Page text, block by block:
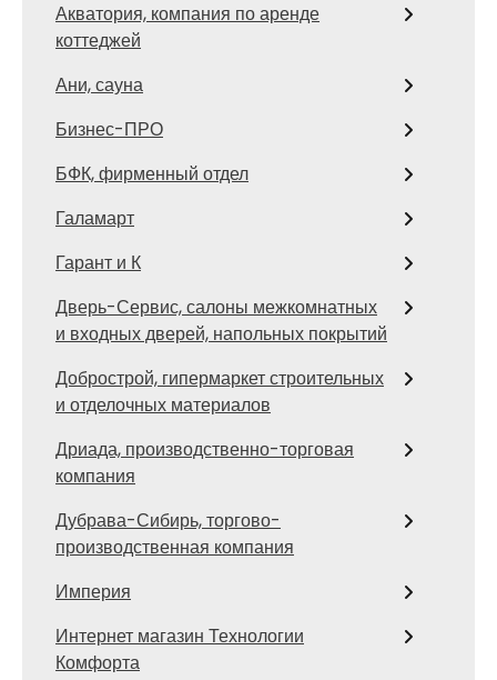
Акватория, компания по аренде
коттеджей
Ани, сауна
Бизнес-ПРО
БФК, фирменный отдел
Галамарт
Гарант и К
Дверь-Сервис, салоны межкомнатных
и входных дверей, напольных покрытий
Добрострой, гипермаркет строительных
и отделочных материалов
Дриада, производственно-торговая
компания
Дубрава-Сибирь, торгово-
производственная компания
Империя
Интернет магазин Технологии
Комфорта